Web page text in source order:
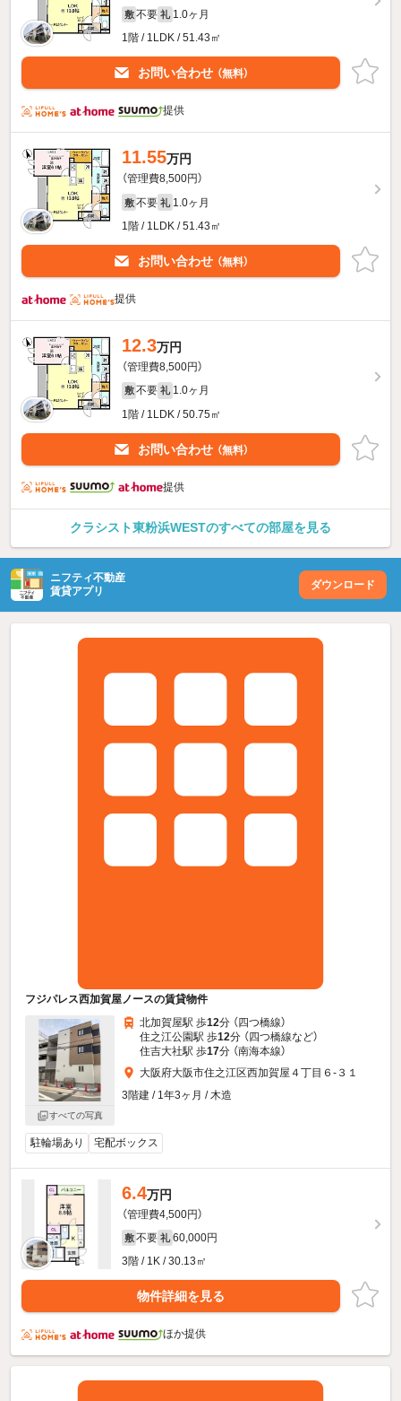
敷 不要 礼 1.0ヶ月
1階 / 1LDK / 51.43㎡
お問い合わせ （無料）
提供
11.55万円
（管理費8,500円）
敷 不要 礼 1.0ヶ月
1階 / 1LDK / 51.43㎡
お問い合わせ （無料）
提供
12.3万円
（管理費8,500円）
敷 不要 礼 1.0ヶ月
1階 / 1LDK / 50.75㎡
お問い合わせ （無料）
提供
クラシスト東粉浜WESTのすべての部屋を見る
ニフティ不動産
賃貸アプリ
ダウンロード
フジパレス西加賀屋ノースの賃貸物件
すべての写真
北加賀屋駅 歩12分 （四つ橋線）
住之江公園駅 歩12分 （四つ橋線など）
住吉大社駅 歩17分 （南海本線）
大阪府大阪市住之江区西加賀屋４丁目６-３１
3階建 / 1年3ヶ月 / 木造
駐輪場あり 宅配ボックス
6.4万円
（管理費4,500円）
敷 不要 礼 60,000円
3階 / 1K / 30.13㎡
物件詳細を見る
ほか提供